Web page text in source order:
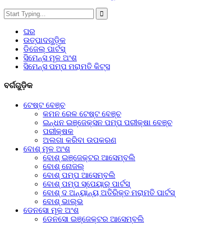
ଘର
ଉତ୍ପାଦଗୁଡ଼ିକ
ଡିଜେଲ୍ ପାର୍ଟସ୍
ସିମେନ୍ସ ମୂଳ ଅଂଶ
ସିମେନ୍ସ ପମ୍ପ ମରାମତି କିଟ୍ସ
ବର୍ଗଗୁଡ଼ିକ
ଟେଷ୍ଟ ବେଞ୍ଚ
କମନ ରେଳ ଟେଷ୍ଟ ବେଞ୍ଚ
ଇନ୍ଧନ ଇଞ୍ଜେକ୍ସନ ପମ୍ପ ପରୀକ୍ଷା ବେଞ୍ଚ
ପରୀକ୍ଷକ
ଅଲଗା କରିବା ଉପକରଣ
ବୋଶ୍ ମୂଳ ଅଂଶ
ବୋଶ୍ ଇଞ୍ଜେକ୍ଟର ଆସେମ୍ବଲି
ବୋଶ୍ ନୋଜଲ୍
ବୋଶ୍ ପମ୍ପ ଆସେମ୍ବଲି
ବୋଶ୍ ପମ୍ପ ସ୍ପେୟାର୍ ପାର୍ଟସ୍
ବୋଶ୍ ଦ ଅନ୍ୟାନ୍ୟ ଅତିରିକ୍ତ ମରାମତି ପାର୍ଟସ୍
ବୋଶ୍ ଭାଲ୍ଭ
ଡେନସୋ ମୂଳ ଅଂଶ
ଡେନସୋ ଇଞ୍ଜେକ୍ଟର ଆସେମ୍ବଲି